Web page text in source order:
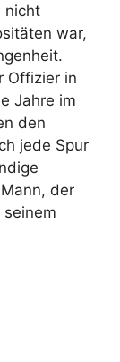
nicht
war,
Offizier in
Jahre im
den
jede Spur
der